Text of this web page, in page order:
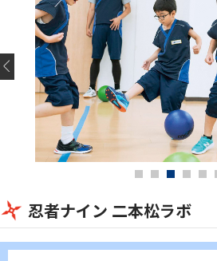
忍者ナイン 二本松ラボ